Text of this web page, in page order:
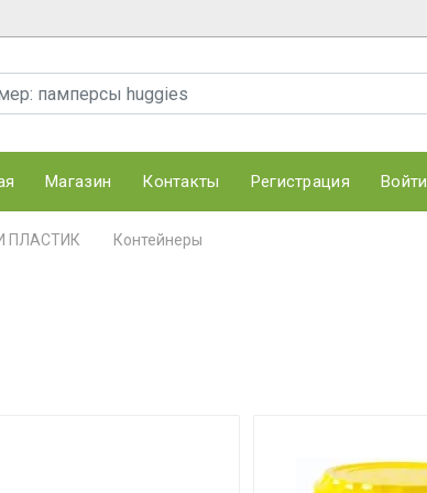
Магазин Контакты Регистрация Войти
ПЛАСТИК Контейнеры